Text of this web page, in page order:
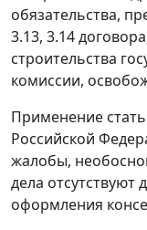
обязательства,
3.13, 3.14
строительства
комиссии,
Применение
Российской
жалобы,
дела отсутствуют
оформления